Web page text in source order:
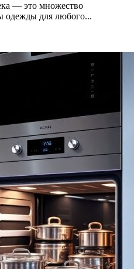
— это множество
одежды для любого...